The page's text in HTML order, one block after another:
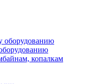
оборудованию
копалкам